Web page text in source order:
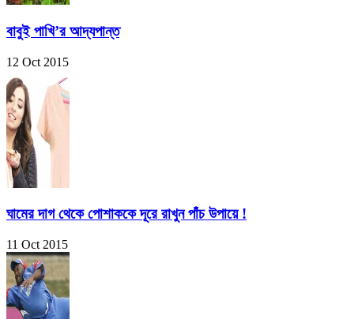
বাবুই পাখি’র আদ্যপান্ত
12 Oct 2015
ঘামের দাগ থেকে পোশাককে দূরে রাখুন পাঁচ উপায়ে !
11 Oct 2015